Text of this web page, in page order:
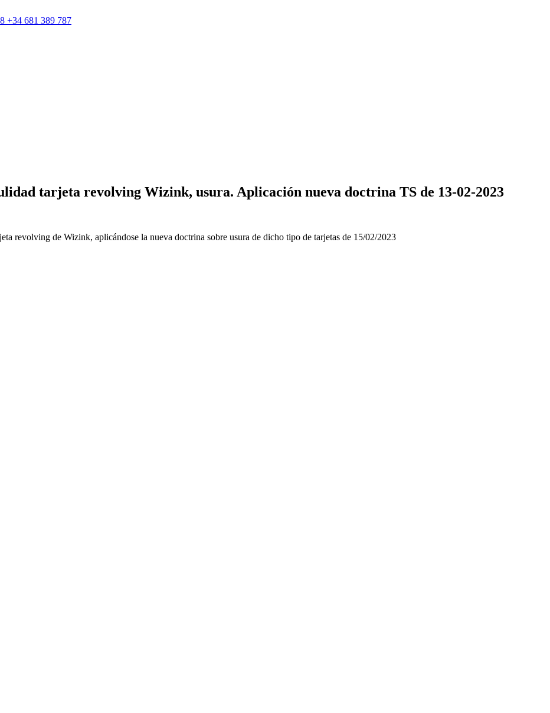
+34 681 389 787
tarjeta revolving Wizink, usura. Aplicación nueva doctrina TS de 13-02-2023
revolving de Wizink, aplicándose la nueva doctrina sobre usura de dicho tipo de tarjetas de 15/02/2023